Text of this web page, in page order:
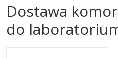
Dostawa
do